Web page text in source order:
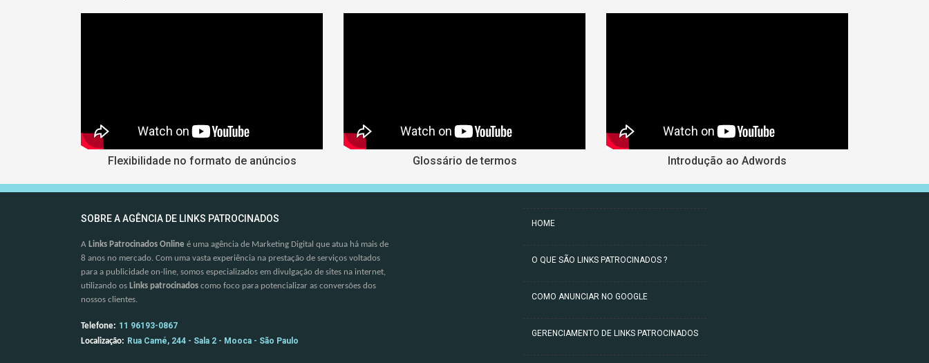
Flexibilidade no formato de anúncios Glossário de termos Introdução ao Adwords
SOBRE A AGÊNCIA DE LINKS PATROCINADOS
A Links Patrocinados Online é uma agência de Marketing Digital que atua há mais de
8 anos no mercado. Com uma vasta experiência na prestação de serviços voltados
para a publicidade on-line, somos especializados em divulgação de sites na internet,
utilizando os Links patrocinados como foco para potencializar as conversões dos
nossos clientes.
Telefone: 11 96193-0867
Localização: Rua Camé, 244 - Sala 2 - Mooca - São Paulo
HOME
O QUE SÃO LINKS PATROCINADOS ?
COMO ANUNCIAR NO GOOGLE
GERENCIAMENTO DE LINKS PATROCINADOS